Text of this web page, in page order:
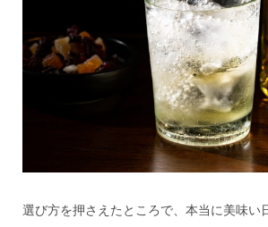
選び方を押さえたところで、本当に美味い